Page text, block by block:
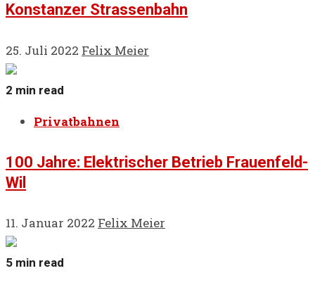
Konstanzer Strassenbahn
25. Juli 2022 Felix Meier
2 min read
Privatbahnen
100 Jahre: Elektrischer Betrieb Frauenfeld-
Wil
11. Januar 2022 Felix Meier
5 min read